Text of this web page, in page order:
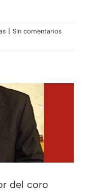
| Sin comentarios
del coro
del coro